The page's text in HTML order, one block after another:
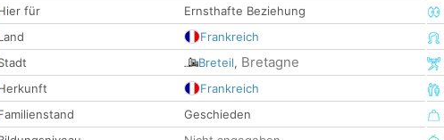
für
Ernsthafte Beziehung
Frankreich
Breteil, Bretagne
Frankreich
Geschieden